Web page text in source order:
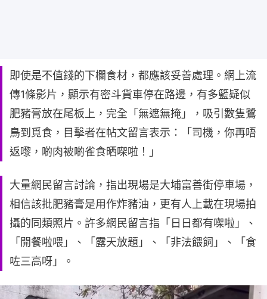
即使是不值錢的下欄食材，都應該妥善處理。網上流
傳1條影片，顯示有密斗貨車停在路邊，有多籃疑似
肥豬膏放在尾板上，完全「無遮無掩」，吸引數隻鷺
鳥到覓食，目擊者在帖文留言表示：「司機，你再唔
返嚟，啲肉被啲雀食晒㗎啦！」
大量網民留言討論，指出現場是大埔富善街停車場，
相信該批肥豬膏是用作炸豬油，更有人上載在現場拍
攝的同類照片。許多網民留言指「日日都有㗎啦」、
「開餐啦喂」、「露天放題」、「非法餵飼」、「食
咗三高呀」。